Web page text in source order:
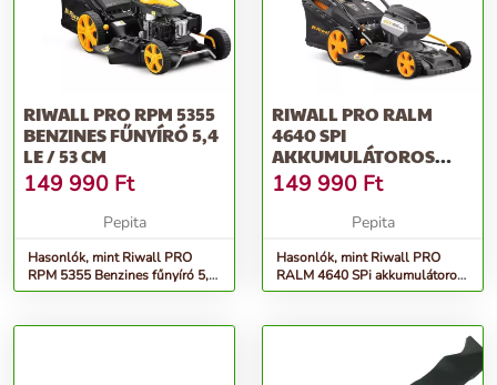
RIWALL PRO RPM 5355
BENZINES FŰNYÍRÓ 5,4
LE / 53 CM
149 990 Ft
Pepita
Hasonlók, mint Riwall PRO
RPM 5355 Benzines fűnyíró 5,4
LE / 53 cm
RIWALL PRO RALM
4640 SPI
AKKUMULÁTOROS
ÖNJÁRÓ FŰNYÍRÓ 40 V
(AKKU...
149 990 Ft
Pepita
Hasonlók, mint Riwall PRO
RALM 4640 SPi akkumulátoros
önjáró Fűnyíró 40 V (Akku...